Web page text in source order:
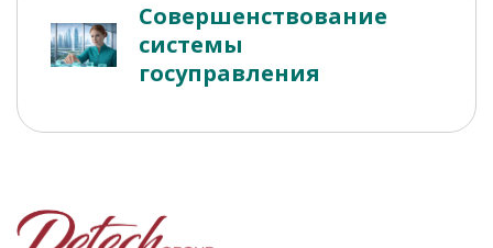
Совершенствование
системы
госуправления